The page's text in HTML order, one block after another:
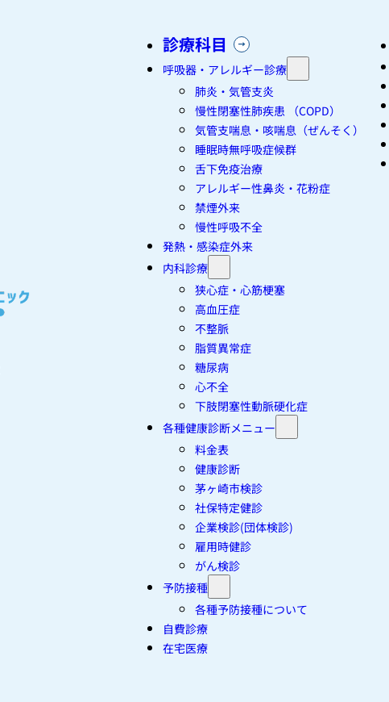
診療科目
呼吸器・アレルギー診療
肺炎・気管支炎
慢性閉塞性肺疾患 （COPD）
気管支喘息・咳喘息（ぜんそく）
睡眠時無呼吸症候群
舌下免疫治療
アレルギー性鼻炎・花粉症
禁煙外来
慢性呼吸不全
発熱・感染症外来
内科診療
狭心症・心筋梗塞
高血圧症
不整脈
脂質異常症
糖尿病
心不全
下肢閉塞性動脈硬化症
各種健康診断メニュー
料金表
健康診断
茅ヶ崎市検診
社保特定健診
企業検診(団体検診)
雇用時健診
がん検診
予防接種
各種予防接種について
自費診療
在宅医療